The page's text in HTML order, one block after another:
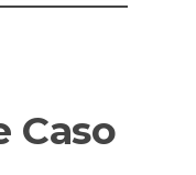
Caso